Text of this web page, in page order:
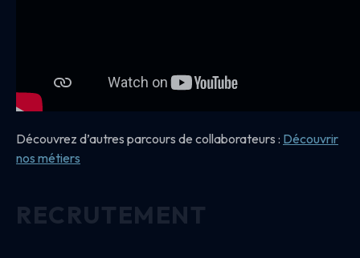
Découvrez d’autres parcours de collaborateurs : Découvrir
nos métiers
RECRUTEMENT